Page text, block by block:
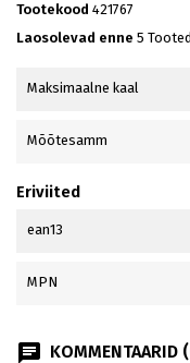
Tootekood 421767
Laosolevad enne 5 Tooted
Maksimaalne kaal
Mõõtesamm
Eriviited
ean13
MPN
KOMMENTAARID